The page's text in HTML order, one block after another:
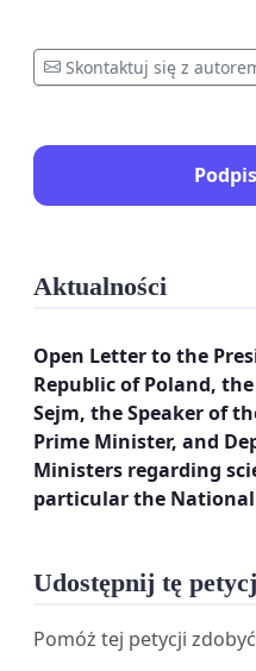
Skontaktuj się z
Aktualności
Open Letter to the
Republic of Poland,
Sejm, the Speaker of
Prime Minister, and
Ministers regarding
particular the National
Udostępnij tę
Pomóż tej petycji